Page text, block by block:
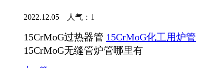
2022.12.05 人气： 1
15CrMoG过热器管 15CrMoG化工用炉管
15CrMoG无缝管炉管哪里有